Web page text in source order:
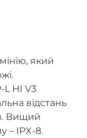
який
L HI V3
відстань
Вищий
– IPX-8.